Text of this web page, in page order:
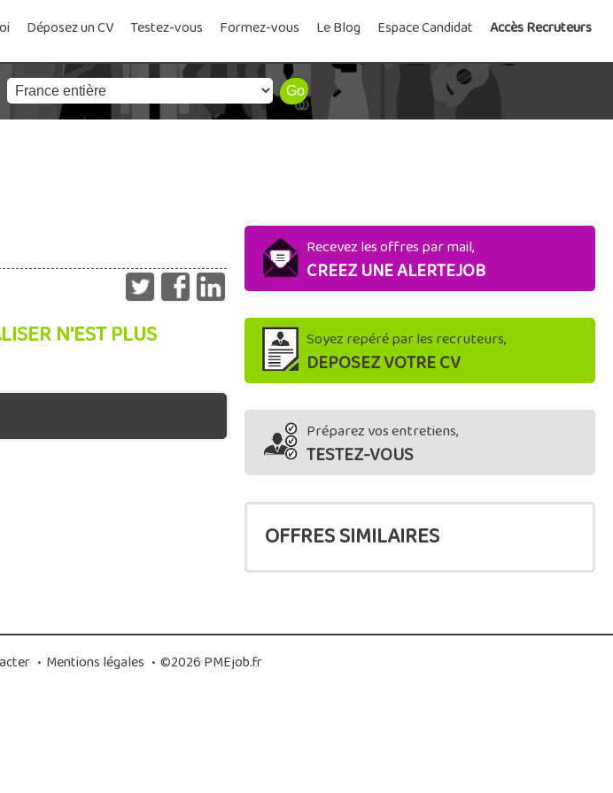
Déposez un CV Testez-vous Formez-vous Le Blog Espace Candidat Accès Recruteurs
N'EST PLUS
Recevez les offres par mail,
CREEZ UNE ALERTEJOB
Soyez repéré par les recruteurs,
DEPOSEZ VOTRE CV
Préparez vos entretiens,
TESTEZ-VOUS
OFFRES SIMILAIRES
• Mentions légales • ©2026 PMEjob.fr